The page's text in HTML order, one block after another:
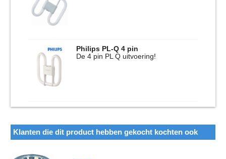
Philips PL-Q 4 pin
De 4 pin PL Q uitvoering!
Klanten die dit product hebben gekocht kochten ook